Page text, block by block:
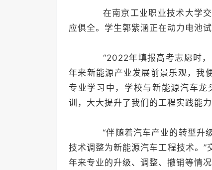
在南京工业职业技术大学交
应俱全。学生郭紫涵正在动力电池
“2022年填报高考志愿时，
年来新能源产业发展前景乐观，我
专业学习中，学校与新能源汽车
训，大大提升了我们的工程实践能
“伴随着汽车产业的转型升级
技术调整为新能源汽车工程技术。
年来专业的升级、调整、撤销等情况